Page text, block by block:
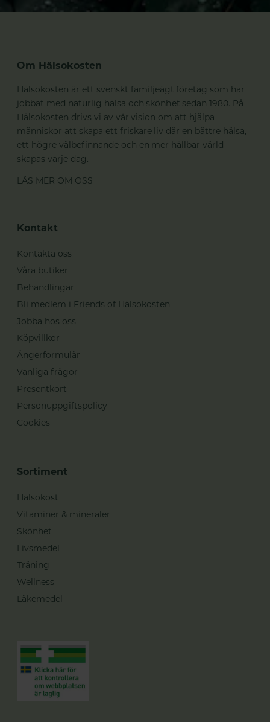
Om Hälsokosten
Hälsokosten är ett svenskt familjeägt företag som har
jobbat med naturlig hälsa och skönhet sedan 1980. På
Hälsokosten drivs vi av vår vision om att hjälpa
människor att skapa ett friskare liv där en bättre hälsa,
ett högre välbefinnande och en mer hållbar värld
skapas varje dag.
LÄS MER OM OSS
Kontakt
Kontakta oss
Våra butiker
Behandlingar
Bli medlem i Friends of Hälsokosten
Jobba hos oss
Köpvillkor
Ångerformulär
Vanliga frågor
Presentkort
Personuppgiftspolicy
Cookies
Sortiment
Hälsokost
Vitaminer & mineraler
Skönhet
Livsmedel
Träning
Wellness
Läkemedel